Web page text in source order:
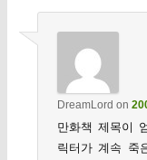
DreamLord on
만화책 제목이
릭터가 계속 죽